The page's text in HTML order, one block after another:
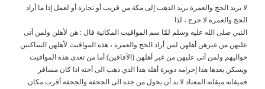
لا يريد الحج والعمرة يريد الذهب إلى مكة من قريب أو تجارة أو لعمل إذا ما أراد
الحج والعمرة لا حرج ، لذا
النبي صلى الله عليه وسلم لمّا سم المواقيت المكانية قال : هن لأهلن ولمن أتى
عليهن من غيرهن أهلهن لمن أراد الحج والعمرة ، هذه المواقيت لأهلهن الساكنين
حواليهم ولمن أتى عليهن من غير أهلهن (الآفاقين) أما من تعدى هذه المواقيت
ويسكن بعدها هذا إحرامه دويرة أهله هذا الذي ذهب الى أخته اذا كان مسافر
فميقاته ميقاته المعتاد لا بد أن يحول من جده الى الجحفة والجحفة أقرب مكان